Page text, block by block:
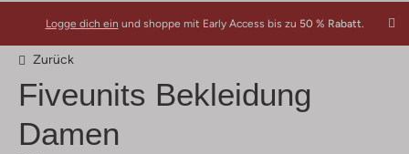
Logge dich ein und shoppe mit Early Access bis zu 50 % Rabatt.
Zurück
Fiveunits Bekleidung
Damen